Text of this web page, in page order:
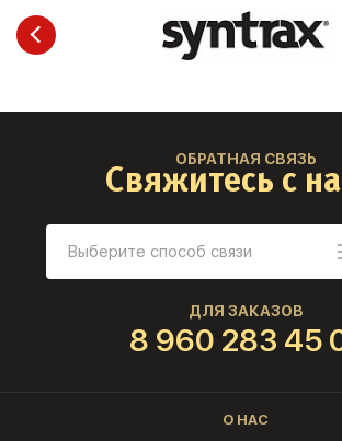
ОБРАТНАЯ СВЯЗЬ
Свяжитесь с
ДЛЯ ЗАКАЗОВ
8 960 283 45
О НАС